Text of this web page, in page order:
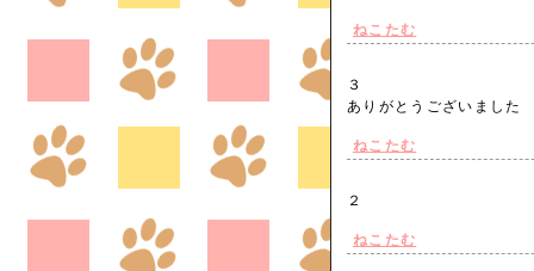
ねこたむ
３
ありがとうございまし
ねこたむ
２
ねこたむ